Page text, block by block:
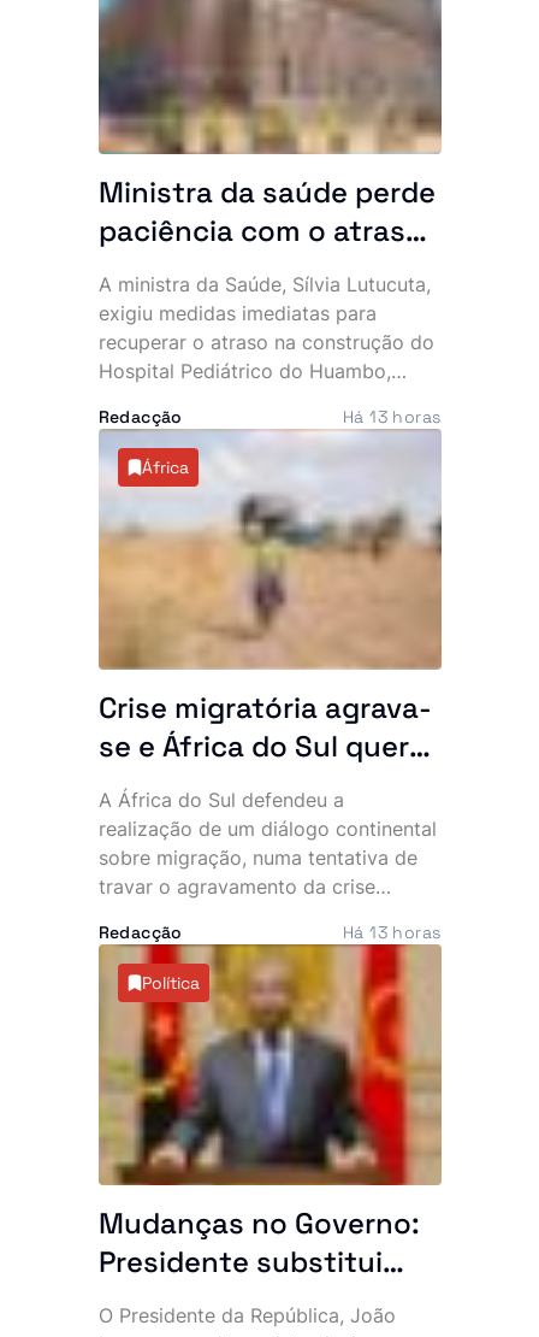
condolências à família, militantes,
simpatizantes e amigos.
Ministra da saúde perde
paciência com o atraso
do hospital de 140
milhões de dólares no
Huambo
A ministra da Saúde, Sílvia Lutucuta,
exigiu medidas imediatas para
recuperar o atraso na construção do
Hospital Pediátrico do Huambo,
empreitada, iniciada em 2023,
apresenta uma execução física
inferior a 50%, quando já deveria
rondar os 80%. Apesar do cenário, a
governante acredita que a unidade
poderá ser concluída e inaugurada
ainda este ano.
Redacção Há 13 horas
África
Crise migratória agrava-
se e África do Sul quer
resposta conjunta do
continente
A África do Sul defendeu a
realização de um diálogo continental
sobre migração, numa tentativa de
travar o agravamento da crise
manifestações anti-imigração e
ataques contra cidadãos
estrangeiros. O tema deverá dominar
a próxima cimeira da Comunidade de
Desenvolvimento da África Austral
(SADC), marcada para este mês, em
Durban.
Redacção Há 13 horas
Política
Mudanças no Governo:
Presidente substitui
altos responsáveis do
O Presidente da República, João